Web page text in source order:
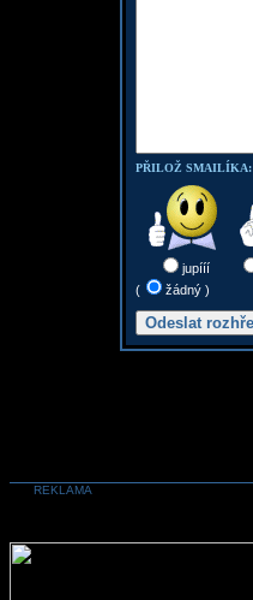
PŘILOŽ SMAILÍKA:
jupííí
(
žádný )
REKLAMA